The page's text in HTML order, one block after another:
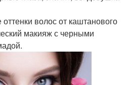
волос от каштанового
макияж с черными